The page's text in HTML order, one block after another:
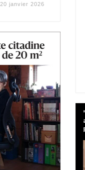
20 janvier 2026